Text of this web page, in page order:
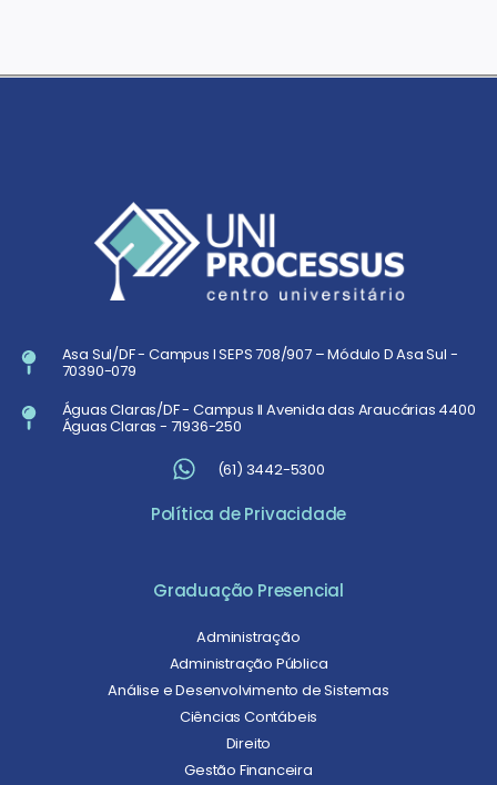
Asa Sul/DF - Campus I SEPS 708/907 – Módulo D Asa Sul -
70390-079
Águas Claras/DF - Campus II Avenida das Araucárias 4400
Águas Claras - 71936-250
(61) 3442-5300
Política de Privacidade
Graduação Presencial
Administração
Administração Pública
Análise e Desenvolvimento de Sistemas
Ciências Contábeis
Direito
Gestão Financeira